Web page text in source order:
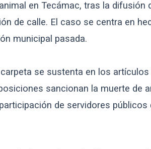
en Tecámac, tras la difusión
de calle. El caso se centra en
municipal pasada.
se sustenta en los artículos
sancionan la muerte de
de servidores públicos